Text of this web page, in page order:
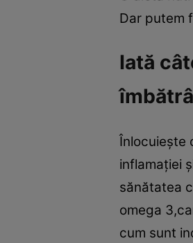
Dar putem
Iată
Înlocuieşte
inflamaţiei
sănătatea
omega
cum sunt